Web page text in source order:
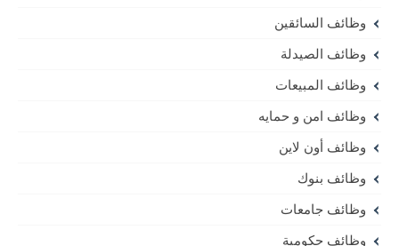
وظائف السائقين
وظائف الصيدلة
وظائف المبيعات
وظائف امن و حمايه
وظائف أون لاين
وظائف بنوك
وظائف جامعات
وظائف حكومية